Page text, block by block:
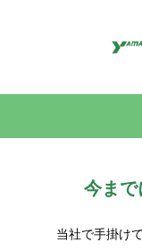
今まで
当社で手掛け